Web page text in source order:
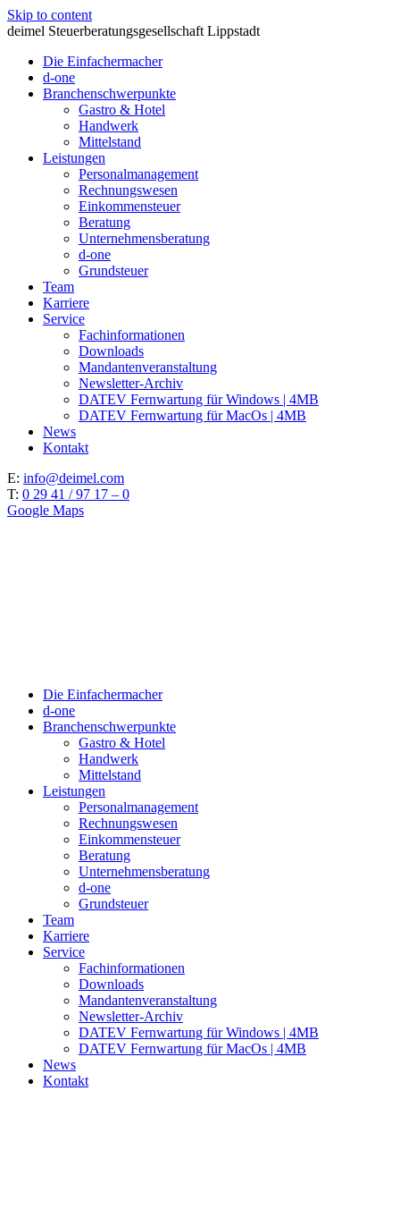
Skip to content
deimel Steuerberatungsgesellschaft Lippstadt
Die Einfachermacher
d-one
Branchenschwerpunkte
Gastro & Hotel
Handwerk
Mittelstand
Leistungen
Personalmanagement
Rechnungswesen
Einkommensteuer
Beratung
Unternehmensberatung
d-one
Grundsteuer
Team
Karriere
Service
Fachinformationen
Downloads
Mandantenveranstaltung
Newsletter-Archiv
DATEV Fernwartung für Windows | 4MB
DATEV Fernwartung für MacOs | 4MB
News
Kontakt
E: info@deimel.com
T: 0 29 41 / 97 17 – 0
Google Maps
Die Einfachermacher
d-one
Branchenschwerpunkte
Gastro & Hotel
Handwerk
Mittelstand
Leistungen
Personalmanagement
Rechnungswesen
Einkommensteuer
Beratung
Unternehmensberatung
d-one
Grundsteuer
Team
Karriere
Service
Fachinformationen
Downloads
Mandantenveranstaltung
Newsletter-Archiv
DATEV Fernwartung für Windows | 4MB
DATEV Fernwartung für MacOs | 4MB
News
Kontakt